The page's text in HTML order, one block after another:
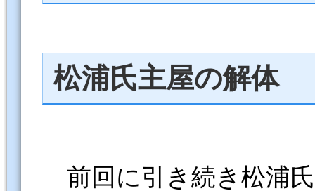
松浦氏主屋の解体
前回に引き続き松浦